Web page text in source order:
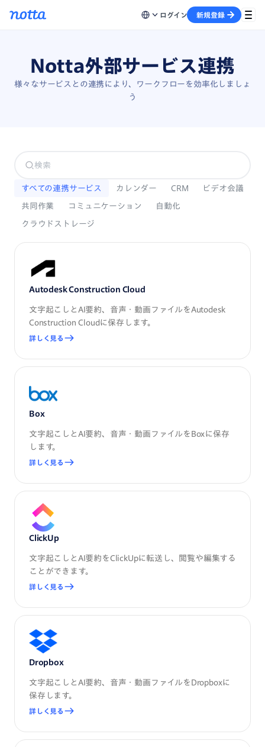
ログイン 新規登録
Notta外部サービス連携
様々なサービスとの連携により、ワークフローを効率化しましょ
う
すべての連携サービス カレンダー CRM ビデオ会議
共同作業 コミュニケーション 自動化
クラウドストレージ
Autodesk Construction Cloud
文字起こしとAI要約、音声・動画ファイルをAutodesk
Construction Cloudに保存します。
詳しく見る
Box
文字起こしとAI要約、音声・動画ファイルをBoxに保存
します。
詳しく見る
ClickUp
文字起こしとAI要約をClickUpに転送し、閲覧や編集する
ことができます。
詳しく見る
Dropbox
文字起こしとAI要約、音声・動画ファイルをDropboxに
保存します。
詳しく見る